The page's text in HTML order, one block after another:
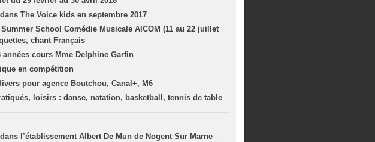
The Voice kids en septembre 2017
School Comédie Musicale AICOM (11 au 22 juillet
chant Français
années cours Mme Delphine Garfin
en compétition
pour agence Boutchou, Canal+, M6
loisirs : danse, natation, basketball, tennis de table
l’établissement Albert De Mun de Nogent Sur Marne -